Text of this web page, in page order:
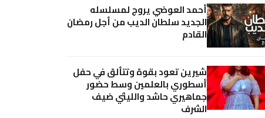
أحمد العوضي يروج لمسلسله
الجديد سلطان الديب من أجل رمضان
القادم
شيرين تعود بقوة وتتألق في حفل
أسطوري بالعلمين وسط حضور
جماهيري حاشد والليثي ضيف
الشرف